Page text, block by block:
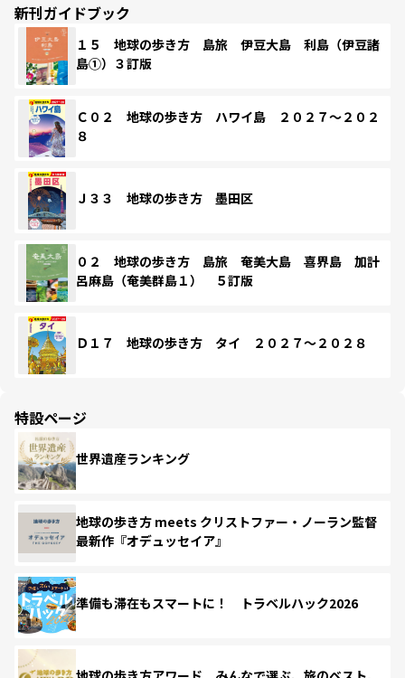
新刊ガイドブック
１５ 地球の歩き方 島旅 伊豆大島 利島（伊豆諸
島①）３訂版
Ｃ０２ 地球の歩き方 ハワイ島 ２０２７～２０２
８
Ｊ３３ 地球の歩き方 墨田区
０２ 地球の歩き方 島旅 奄美大島 喜界島 加計
呂麻島（奄美群島１） ５訂版
Ｄ１７ 地球の歩き方 タイ ２０２７～２０２８
特設ページ
世界遺産ランキング
地球の歩き方 meets クリストファー・ノーラン監督
最新作『オデュッセイア』
準備も滞在もスマートに！ トラベルハック2026